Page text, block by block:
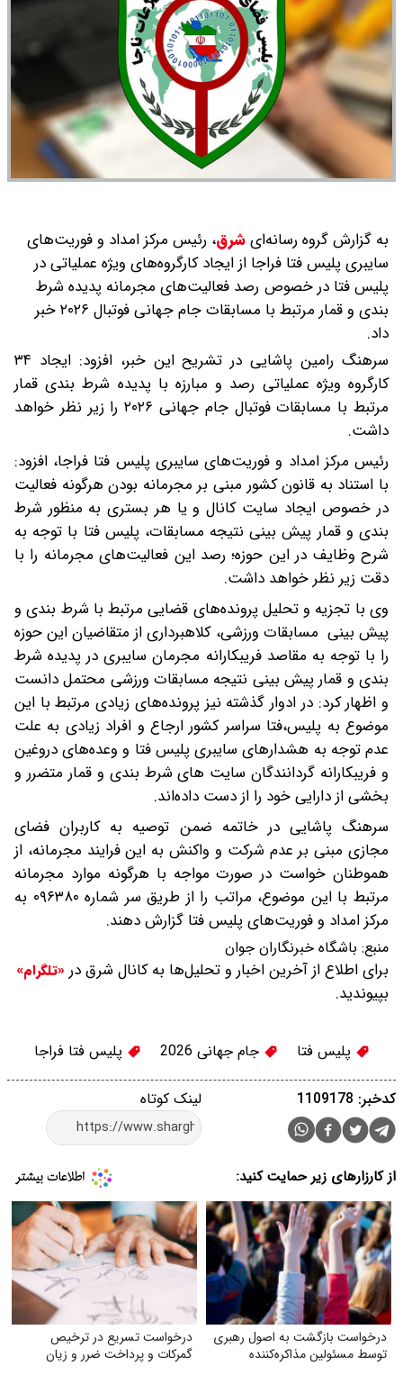
به گزارش گروه رسانه‌ایشرق، رئیس مرکز امداد و فوریت‌های
سایبری پلیس فتا فراجا از ایجاد کارگروه‌های ویژه عملیاتی در
پلیس فتا در خصوص رصد فعالیت‌های مجرمانه پدیده شرط
بندی و قمار مرتبط با مسابقات جام جهانی فوتبال ۲۰۲۶ خبر
داد.
سرهنگ رامین پاشایی در تشریح این خبر، افزود: ایجاد ۳۴
کارگروه ویژه عملیاتی رصد و مبارزه با پدیده شرط بندی قمار
مرتبط با مسابقات فوتبال جام جهانی ۲۰۲۶ را زیر نظر خواهد
داشت.
رئیس مرکز امداد و فوریت‌های سایبری پلیس فتا فراجا، افزود:
با استناد به قانون کشور مبنی بر مجرمانه بودن هرگونه فعالیت
در خصوص ایجاد سایت کانال و یا هر بستری به منظور شرط
بندی و قمار پیش بینی نتیجه مسابقات، پلیس فتا با توجه به
شرح وظایف در این حوزه؛ رصد این فعالیت‌های مجرمانه را با
دقت زیر نظر خواهد داشت.
وی با تجزیه و تحلیل پرونده‌های قضایی مرتبط با شرط بندی و
پیش بینی مسابقات ورزشی، کلاهبرداری از متقاضیان این حوزه
را با توجه به مقاصد فریبکارانه مجرمان سایبری در پدیده شرط
بندی و قمار پیش بینی نتیجه مسابقات ورزشی محتمل دانست
و اظهار کرد: در ادوار گذشته نیز پرونده‌های زیادی مرتبط با این
موضوع به پلیس،فتا سراسر کشور ارجاع و افراد زیادی به علت
عدم توجه به هشدارهای سایبری پلیس فتا و وعده‌های دروغین
و فریبکارانه گردانندگان سایت های شرط بندی و قمار متضرر و
بخشی از دارایی خود را از دست داده‌اند.
سرهنگ پاشایی در خاتمه ضمن توصیه به کاربران فضای
مجازی مبنی بر عدم شرکت و واکنش به این فرایند مجرمانه، از
هموطنان خواست در صورت مواجه با هرگونه موارد مجرمانه
مرتبط با این موضوع، مراتب را از طریق سر شماره ۰۹۶۳۸۰ به
مرکز امداد و فوریت‌های پلیس فتا گزارش دهند.
منبع: باشگاه خبرنگاران جوان
برای اطلاع از آخرین اخبار و تحلیل‌ها به کانال شرق در «تلگرام»
بپیوندید.
پلیس فتا جام جهانی 2026 پلیس فتا فراجا
لینک کوتاه کدخبر: 1109178
از کارزارهای زیر حمایت کنید:
درخواست بازگشت به اصول رهبری
توسط مسئولین مذاکره‌کننده
درخواست تسریع در ترخیص
گمرکات و پرداخت ضرر و زیان